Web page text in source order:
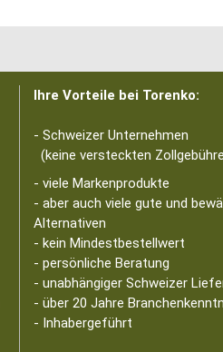
Ihre Vorteile bei Torenko:
- Schweizer Unternehmen
(keine versteckten
- viele Markenprodukte
- aber auch viele gute und
Alternativen
- kein Mindestbestellwert
- persönliche Beratung
- unabhängiger Schweizer
- über 20 Jahre
- Inhabergeführt